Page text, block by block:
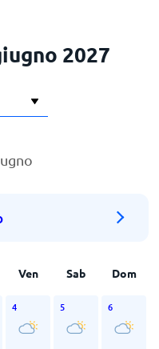
2027
Ven Sab Dom
4 5 6